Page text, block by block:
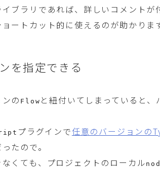
ブラリであれば、詳しいコメント
ートカット的に使えるのが助かりま
を指定できる
の Flow と紐付いてしまっていると
プラグインで任意のバージョンの
たので。
くても、プロジェクトのローカル